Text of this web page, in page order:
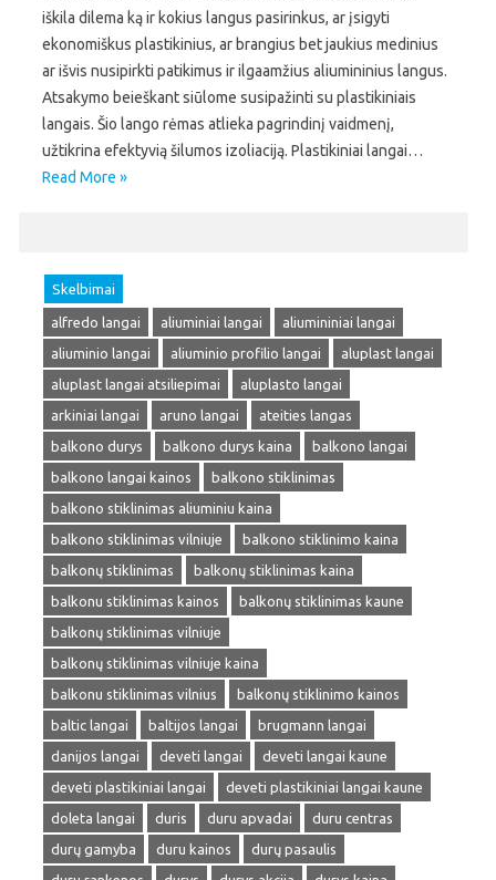
iškila dilema ką ir kokius langus pasirinkus, ar įsigyti
ekonomiškus plastikinius, ar brangius bet jaukius medinius
ar išvis nusipirkti patikimus ir ilgaamžius aliumininius langus.
Atsakymo beieškant siūlome susipažinti su plastikiniais
langais. Šio lango rėmas atlieka pagrindinį vaidmenį,
užtikrina efektyvią šilumos izoliaciją. Plastikiniai langai…
Read More »
Skelbimai
alfredo langai aliuminiai langai
aliumininiai langai
aliuminio langai
aliuminio profilio langai
aluplast langai
aluplast langai atsiliepimai
aluplasto langai
arkiniai langai
aruno langai
ateities langas
balkono durys
balkono durys kaina
balkono langai
balkono langai kainos
balkono stiklinimas
balkono stiklinimas aliuminiu kaina
balkono stiklinimas vilniuje
balkono stiklinimo kaina
balkonų stiklinimas
balkonų stiklinimas kaina
balkonu stiklinimas kainos
balkonų stiklinimas kaune
balkonų stiklinimas vilniuje
balkonų stiklinimas vilniuje kaina
balkonu stiklinimas vilnius
balkonų stiklinimo kainos
baltic langai
baltijos langai
brugmann langai
danijos langai
deveti langai
deveti langai kaune
deveti plastikiniai langai
deveti plastikiniai langai kaune
doleta langai
duris duru apvadai
duru centras
durų gamyba
duru kainos
durų pasaulis